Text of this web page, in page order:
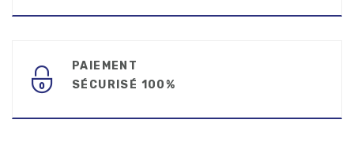
PAIEMENT
SÉCURISÉ 100%